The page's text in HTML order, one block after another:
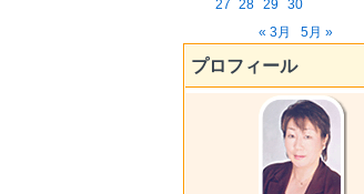
27 28 29 30
« 3月
5月 »
プロフィール